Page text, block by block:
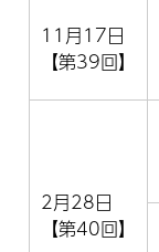
11月17日
【第39回】
2月28日
【第40回】